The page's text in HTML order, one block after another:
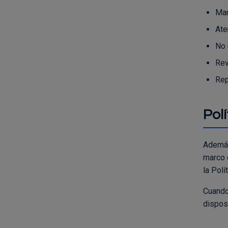
No
marco
la